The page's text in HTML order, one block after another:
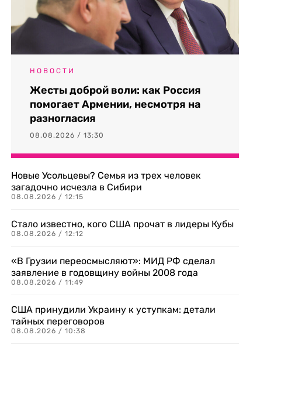
НОВОСТИ
Жесты доброй воли: как Россия
помогает Армении, несмотря на
разногласия
08.08.2026 / 13:30
Новые Усольцевы? Семья из трех человек
загадочно исчезла в Сибири
08.08.2026 / 12:15
Стало известно, кого США прочат в лидеры Кубы
08.08.2026 / 12:12
«В Грузии переосмысляют»: МИД РФ сделал
заявление в годовщину войны 2008 года
08.08.2026 / 11:49
США принудили Украину к уступкам: детали
тайных переговоров
08.08.2026 / 10:38